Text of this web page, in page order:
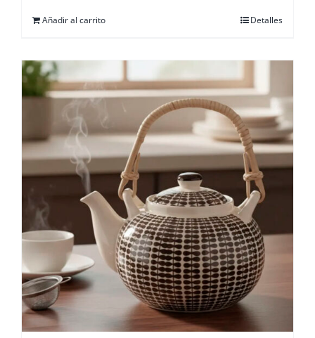
Añadir al carrito Detalles